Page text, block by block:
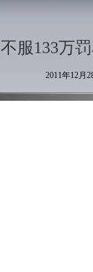
不服133万
2011年12月